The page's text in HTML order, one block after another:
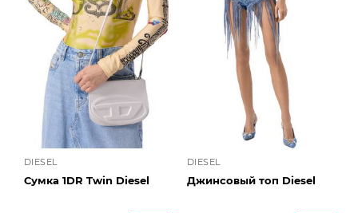
DIESEL
Сумка 1DR Twin Diesel
DIESEL
Джинсовый топ Diesel